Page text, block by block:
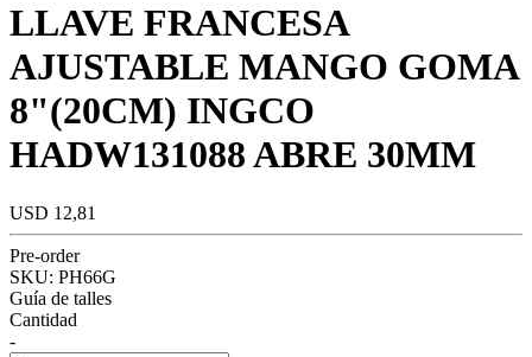
LLAVE FRANCESA
AJUSTABLE MANGO GOMA
8"(20CM) INGCO
HADW131088 ABRE 30MM
USD 12,81
Pre-order
SKU: PH66G
Guía de talles
Cantidad
-